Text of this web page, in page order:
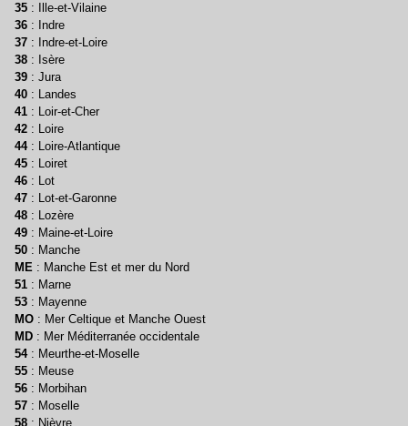
35 : Ille-et-Vilaine
36 : Indre
37 : Indre-et-Loire
38 : Isère
39 : Jura
40 : Landes
41 : Loir-et-Cher
42 : Loire
44: Loire-Atlantique
45 : Loiret
46 : Lot
47 : Lot-et-Garonne
48 : Lozère
49 : Maine-et-Loire
50 : Manche
ME : Manche Est et mer du Nord
51 : Marne
53 : Mayenne
MO : Mer Celtique et Manche Ouest
MD : Mer Méditerranée occidentale
54: Meurthe-et-Moselle
55 : Meuse
56 : Morbihan
57 : Moselle
58 : Nièvre